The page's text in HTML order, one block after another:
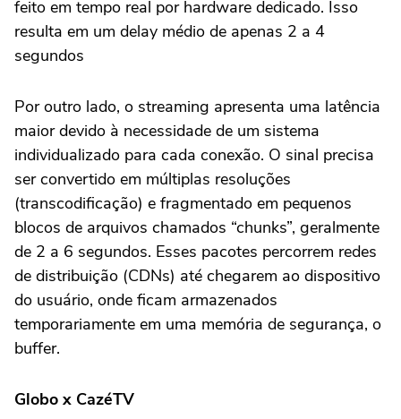
feito em tempo real por hardware dedicado. Isso
resulta em um delay médio de apenas 2 a 4
segundos
Por outro lado, o streaming apresenta uma latência
maior devido à necessidade de um sistema
individualizado para cada conexão. O sinal precisa
ser convertido em múltiplas resoluções
(transcodificação) e fragmentado em pequenos
blocos de arquivos chamados “chunks”, geralmente
de 2 a 6 segundos. Esses pacotes percorrem redes
de distribuição (CDNs) até chegarem ao dispositivo
do usuário, onde ficam armazenados
temporariamente em uma memória de segurança, o
buffer.
Globo x CazéTV